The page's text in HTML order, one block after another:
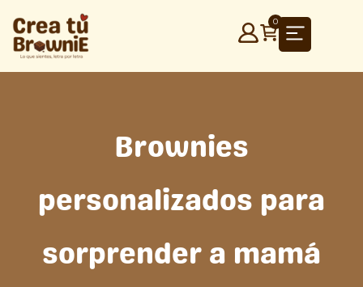
contenido
0
Brownies
personalizados para
sorprender a mamá